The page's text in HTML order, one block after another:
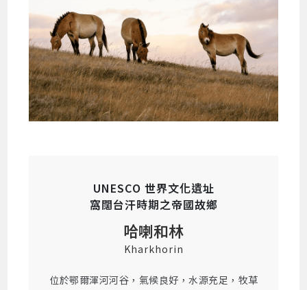
UNESCO 世界文化遺址
窩闊台汗時期之帝國故鄉
哈喇和林
Kharkhorin
位於鄂爾渾河河谷，氣候良好，水源充足，牧草